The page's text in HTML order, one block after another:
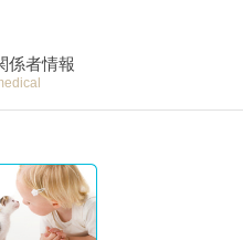
係者情報